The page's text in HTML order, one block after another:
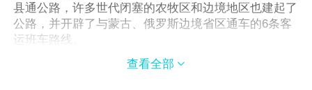
县通公路，许多世代闭塞的农牧区和边境地区也建起了
公路，并开辟了与蒙古、俄罗斯边境省区通车的6条客
运班车路线。
市内交通：以市区为中心辟有近二十条公共汽车线路，
通往城区各地。在火车站有1路公共汽车通往旧城，7路
查看全部 